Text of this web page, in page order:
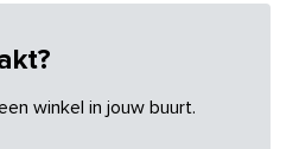
winkel in jouw buurt.